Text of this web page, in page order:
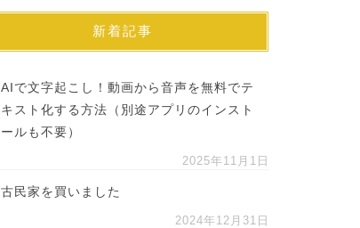
新着記事
AIで文字起こし！動画から音声を無料でテ
キスト化する方法（別途アプリのインスト
ールも不要）
2025年11月1日
古民家を買いました
2024年12月31日